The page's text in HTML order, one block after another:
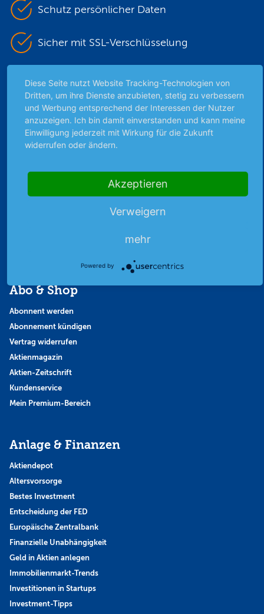
Schutz persönlicher Daten
Sicher mit SSL-Verschlüsselung
Highlights
Archiv
Börsenbericht
Börsengerüchte
Börsennews
Abo & Shop
Abonnent werden
Abonnement kündigen
Vertrag widerrufen
Aktienmagazin
Aktien-Zeitschrift
Kundenservice
Mein Premium-Bereich
Anlage & Finanzen
Aktiendepot
Altersvorsorge
Bestes Investment
Entscheidung der FED
Europäische Zentralbank
Finanzielle Unabhängigkeit
Geld in Aktien anlegen
Immobilienmarkt-Trends
Investitionen in Startups
Investment-Tipps
Diese Seite nutzt Website Tracking-Technologien von
Dritten, um ihre Dienste anzubieten, stetig zu verbessern
und Werbung entsprechend der Interessen der Nutzer
anzuzeigen. Ich bin damit einverstanden und kann meine
Einwilligung jederzeit mit Wirkung für die Zukunft
widerrufen oder ändern.
Akzeptieren
Verweigern
mehr
Powered by